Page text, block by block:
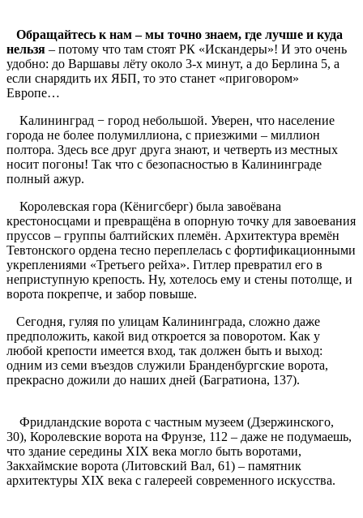
Обращайтесь к нам – мы точно знаем, где лучше и куда
нельзя – потому что там стоят РК «Искандеры»! И это очень
удобно: до Варшавы лёту около 3-х минут, а до Берлина 5, а
если снарядить их ЯБП, то это станет «приговором»
Европе…
Калининград − город небольшой. Уверен, что население
города не более полумиллиона, с приезжими – миллион
полтора. Здесь все друг друга знают, и четверть из местных
носит погоны! Так что с безопасностью в Калининграде
полный ажур.
Королевская гора (Кёнигсберг) была завоёвана
крестоносцами и превращёна в опорную точку для завоевания
пруссов – группы балтийских племён. Архитектура времён
Тевтонского ордена тесно переплелась с фортификационными
укреплениями «Третьего рейха». Гитлер превратил его в
неприступную крепость. Ну, хотелось ему и стены потолще, и
ворота покрепче, и забор повыше.
Сегодня, гуляя по улицам Калининграда, сложно даже
предположить, какой вид откроется за поворотом. Как у
любой крепости имеется вход, так должен быть и выход:
одним из семи въездов служили Бранденбургские ворота,
прекрасно дожили до наших дней (Багратиона, 137).
Фридландские ворота с частным музеем (Дзержинского,
30), Королевские ворота на Фрунзе, 112 – даже не подумаешь,
что здание середины XIX века могло быть воротами,
Закхаймские ворота (Литовский Вал, 61) – памятник
архитектуры XIX века с галереей современного искусства.